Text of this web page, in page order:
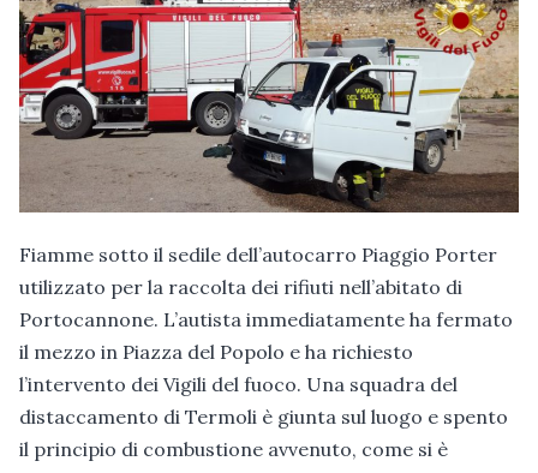
Fiamme sotto il sedile dell’autocarro Piaggio Porter
utilizzato per la raccolta dei rifiuti nell’abitato di
Portocannone. L’autista immediatamente ha fermato
il mezzo in Piazza del Popolo e ha richiesto
l’intervento dei Vigili del fuoco. Una squadra del
distaccamento di Termoli è giunta sul luogo e spento
il principio di combustione avvenuto, come si è